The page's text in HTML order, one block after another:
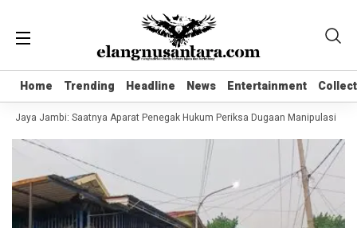
Home Trending Headline News Entertainment
Home Trending Headline News Entertainment
Jaya Jambi: Saatnya Aparat Penegak Hukum Periksa Dugaan Manipulasi Tata